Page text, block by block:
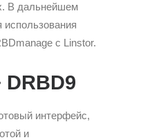
В дальнейшем
с Linstor.
интерфейс,
и